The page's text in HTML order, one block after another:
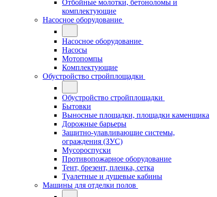
Отбойные молотки, бетоноломы и
комплектующие
Насосное оборудование
Насосное оборудование
Насосы
Мотопомпы
Комплектующие
Обустройство стройплощадки
Обустройство стройплощадки
Бытовки
Выносные площадки, площадки каменщика
Дорожные барьеры
Защитно-улавливающие системы,
ограждения (ЗУС)
Мусороспуски
Противопожарное оборудование
Тент, брезент, пленка, сетка
Туалетные и душевые кабины
Машины для отделки полов